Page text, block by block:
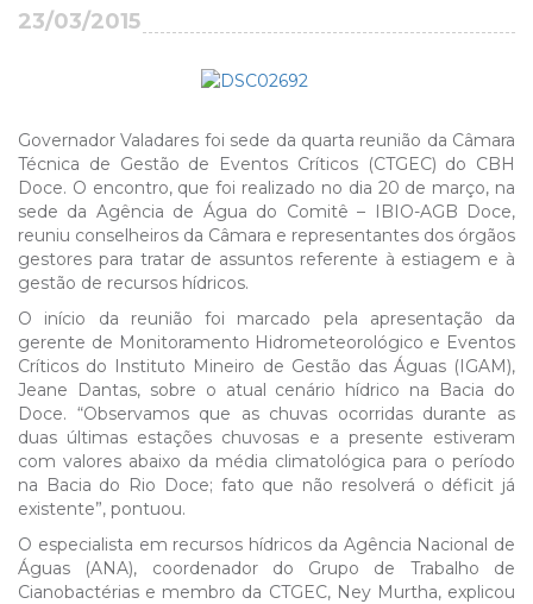
23/03/2015
Governador Valadares foi sede da quarta reunião da Câmara
Técnica de Gestão de Eventos Críticos (CTGEC) do CBH
Doce. O encontro, que foi realizado no dia 20 de março, na
sede da Agência de Água do Comitê – IBIO-AGB Doce,
reuniu conselheiros da Câmara e representantes dos órgãos
gestores para tratar de assuntos referente à estiagem e à
gestão de recursos hídricos.
O início da reunião foi marcado pela apresentação da
gerente de Monitoramento Hidrometeorológico e Eventos
Críticos do Instituto Mineiro de Gestão das Águas (IGAM),
Jeane Dantas, sobre o atual cenário hídrico na Bacia do
Doce. “Observamos que as chuvas ocorridas durante as
duas últimas estações chuvosas e a presente estiveram
com valores abaixo da média climatológica para o período
na Bacia do Rio Doce; fato que não resolverá o déficit já
existente”, pontuou.
O especialista em recursos hídricos da Agência Nacional de
Águas (ANA), coordenador do Grupo de Trabalho de
Cianobactérias e membro da CTGEC, Ney Murtha, explicou